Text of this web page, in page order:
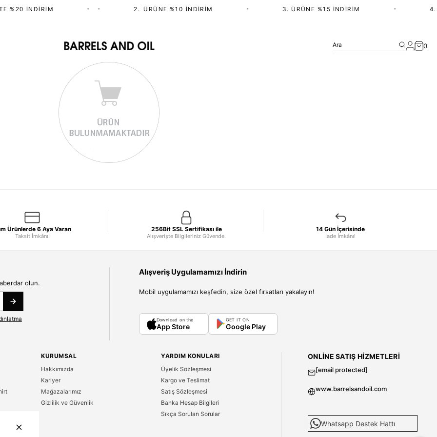
%20 İNDIRIM 2.⁠ ⁠ÜRÜNE %10 İNDIRIM 3. ÜRÜNE %15 İNDIRIM 4.
Ara 0
Ürünlerde 6 Aya Varan
Taksit İmkânı!
256Bit SSL Sertifikası ile
Alışverişte Bilgileriniz Güvende.
14 Gün İçerisinde
İade İmkânı!
olun.
Alışveriş Uygulamamızı İndirin
Mobil uygulamamızı keşfedin, size özel fırsatları yakalayın!
Download on the
App Store
GET IT ON
Google Play
KURUMSAL
Hakkımızda
Kariyer
Mağazalarımız
Gizlilik ve Güvenlik
YARDIM KONULARI
Üyelik Sözleşmesi
Kargo ve Teslimat
Satış Sözleşmesi
Banka Hesap Bilgileri
Sıkça Sorulan Sorular
ONLINE SATIŞ HIZMETLERI
[email protected]
www.barrelsandoil.com
Whatsapp Destek Hattı